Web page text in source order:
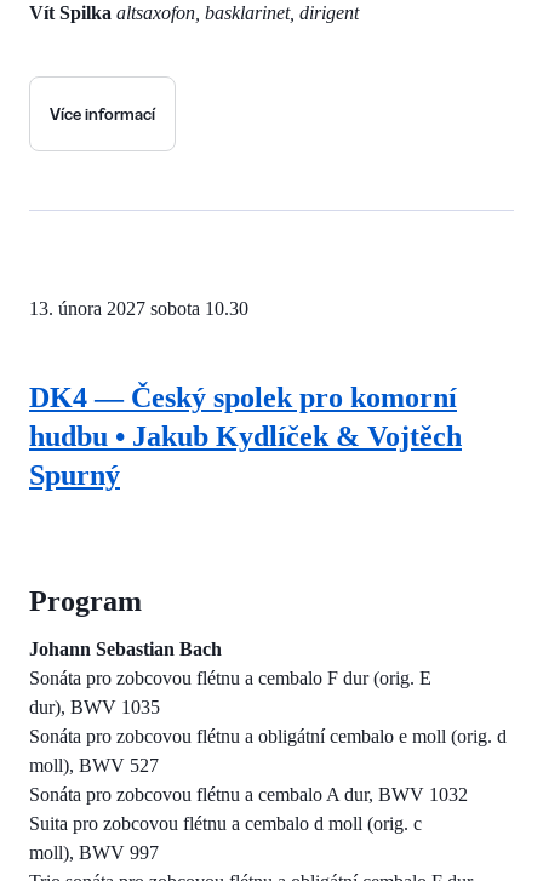
Vít Spilka altsaxofon, basklarinet, dirigent
Více informací
DK4 — Český spolek pro komorní
hudbu • Jakub Kydlíček & Vojtěch
Spurný
Program
Johann Sebastian Bach
Sonáta pro zobcovou flétnu a cembalo F dur (orig. E
dur), BWV 1035
Sonáta pro zobcovou flétnu a obligátní cembalo e moll (orig. d
moll), BWV 527
Sonáta pro zobcovou flétnu a cembalo A dur, BWV 1032
Suita pro zobcovou flétnu a cembalo d moll (orig. c
moll), BWV 997
13. února 2027 sobota 10.30